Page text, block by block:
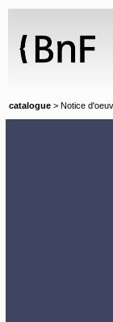
catalogue > Notice